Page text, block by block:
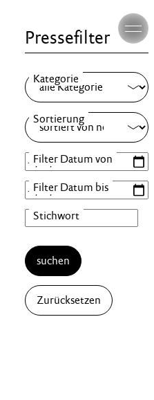
Pressefilter
suchen
Zurücksetzen